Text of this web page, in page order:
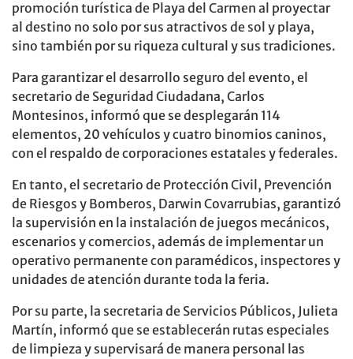
promoción turística de Playa del Carmen al proyectar
al destino no solo por sus atractivos de sol y playa,
sino también por su riqueza cultural y sus tradiciones.
Para garantizar el desarrollo seguro del evento, el
secretario de Seguridad Ciudadana, Carlos
Montesinos, informó que se desplegarán 114
elementos, 20 vehículos y cuatro binomios caninos,
con el respaldo de corporaciones estatales y federales.
En tanto, el secretario de Protección Civil, Prevención
de Riesgos y Bomberos, Darwin Covarrubias, garantizó
la supervisión en la instalación de juegos mecánicos,
escenarios y comercios, además de implementar un
operativo permanente con paramédicos, inspectores y
unidades de atención durante toda la feria.
Por su parte, la secretaria de Servicios Públicos, Julieta
Martín, informó que se establecerán rutas especiales
de limpieza y supervisará de manera personal las